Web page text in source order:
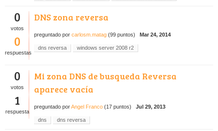
0
votos
0
respuestas
DNS zona reversa
preguntado por carlosm.matag (99 puntos) Mar 24, 2014
dns reversa windows server 2008 r2
0
votos
1
respuesta
Mi zona DNS de busqueda Reversa
aparece vacía
preguntado porAngel Franco (17 puntos) Jul 29, 2013
dns dns reversa